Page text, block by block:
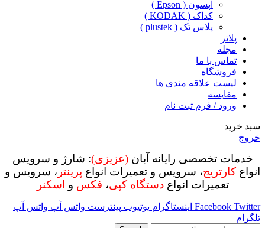
اپسون ( Epson )
کداک ( KODAK )
پلاس تک ( plustek )
پلاتر
مجله
تماس با ما
فروشگاه
لیست علاقه مندی ها
مقایسه
ورود / فرم ثبت نام
سبد خرید
خروج
خدمات تخصصی رایانه آبان (عزیزی): شارژ و سرویس
انواع کارتریج، سرویس و تعمیرات انواع پرینتر ، سرویس و
تعمیرات انواعدستگاه کپی، فکس و اسکنر
Facebook Twitter اینستاگرام یوتیوب پینترست واتس آپ واتس آپ
تلگرام